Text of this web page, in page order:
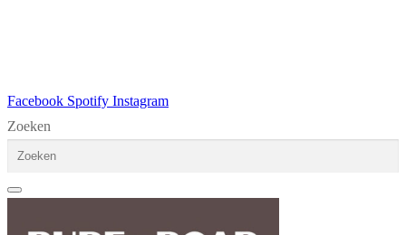
Facebook Spotify Instagram
Zoeken